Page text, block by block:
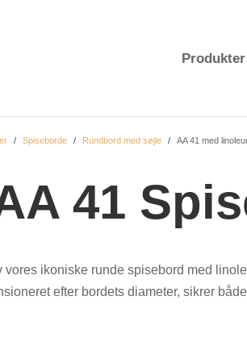
Produkter
/ Spiseborde / Rundbord med søjle / AA 41 med
41
vores ikoniske runde spisebord med
efter bordets diameter, sikrer